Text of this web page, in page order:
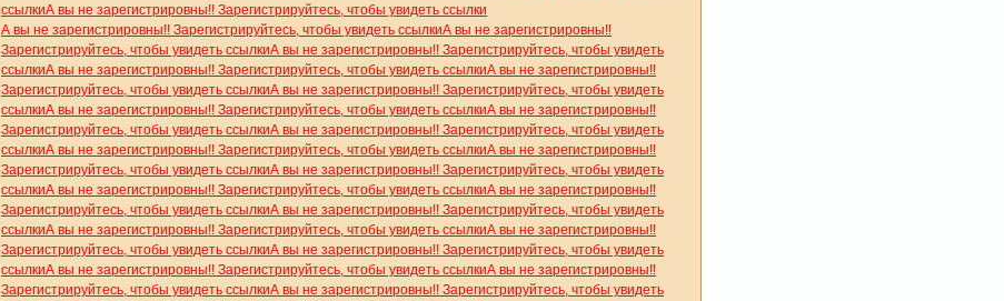
ссылкиА вы не зарегистрировны!! Зарегистрируйтесь, чтобы увидеть ссылки
А вы не зарегистрировны!! Зарегистрируйтесь, чтобы увидеть ссылкиА вы не зарегистрировны!!
Зарегистрируйтесь, чтобы увидеть ссылкиА вы не зарегистрировны!! Зарегистрируйтесь, чтобы увидеть
ссылкиА вы не зарегистрировны!! Зарегистрируйтесь, чтобы увидеть ссылкиА вы не зарегистрировны!!
Зарегистрируйтесь, чтобы увидеть ссылкиА вы не зарегистрировны!! Зарегистрируйтесь, чтобы увидеть
ссылкиА вы не зарегистрировны!! Зарегистрируйтесь, чтобы увидеть ссылкиА вы не зарегистрировны!!
Зарегистрируйтесь, чтобы увидеть ссылкиА вы не зарегистрировны!! Зарегистрируйтесь, чтобы увидеть
ссылкиА вы не зарегистрировны!! Зарегистрируйтесь, чтобы увидеть ссылкиА вы не зарегистрировны!!
Зарегистрируйтесь, чтобы увидеть ссылкиА вы не зарегистрировны!! Зарегистрируйтесь, чтобы увидеть
ссылкиА вы не зарегистрировны!! Зарегистрируйтесь, чтобы увидеть ссылкиА вы не зарегистрировны!!
Зарегистрируйтесь, чтобы увидеть ссылкиА вы не зарегистрировны!! Зарегистрируйтесь, чтобы увидеть
ссылкиА вы не зарегистрировны!! Зарегистрируйтесь, чтобы увидеть ссылкиА вы не зарегистрировны!!
Зарегистрируйтесь, чтобы увидеть ссылкиА вы не зарегистрировны!! Зарегистрируйтесь, чтобы увидеть
ссылкиА вы не зарегистрировны!! Зарегистрируйтесь, чтобы увидеть ссылкиА вы не зарегистрировны!!
Зарегистрируйтесь, чтобы увидеть ссылкиА вы не зарегистрировны!! Зарегистрируйтесь, чтобы увидеть